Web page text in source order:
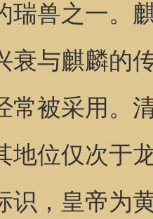
瑞兽之一。
衰与麒麟的
常被采用。
地位仅次于
识，皇帝为